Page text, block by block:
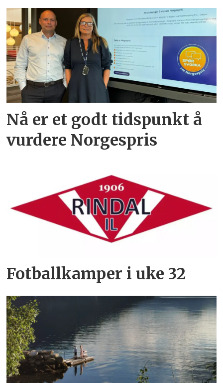
Nå er et godt tidspunkt å
vurdere Norgespris
Fotballkamper i uke 32